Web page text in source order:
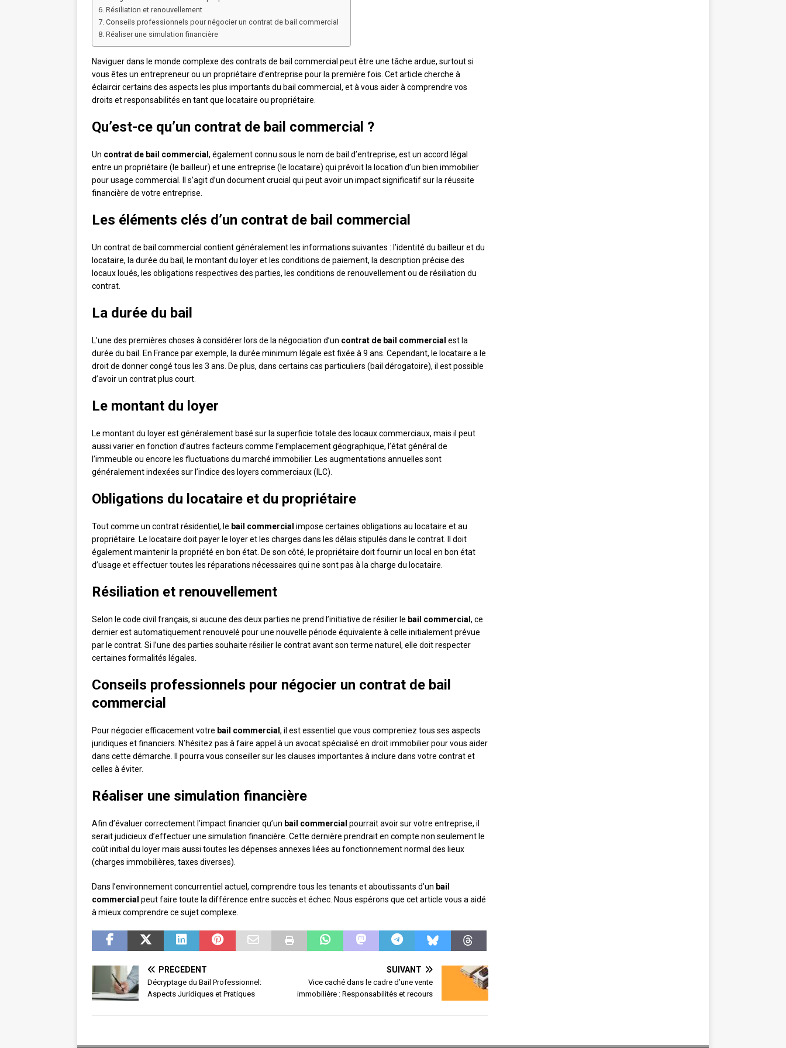
Résiliation et renouvellement
Conseils professionnels pour négocier un contrat de bail commercial
Réaliser une simulation financière
Naviguer dans le monde complexe des contrats de bail commercial peut être une tâche ardue, surtout si
vous êtes un entrepreneur ou un propriétaire d’entreprise pour la première fois. Cet article cherche à
éclaircir certains des aspects les plus importants du bail commercial, et à vous aider à comprendre vos
droits et responsabilités en tant que locataire ou propriétaire.
Qu’est-ce qu’un contrat de bail commercial ?
Un contrat de bail commercial , également connu sous le nom de bail d’entreprise, est un accord légal
entre un propriétaire (le bailleur) et une entreprise (le locataire) qui prévoit la location d’un bien immobilier
pour usage commercial. Il s’agit d’un document crucial qui peut avoir un impact significatif sur la réussite
financière de votre entreprise.
Les éléments clés d’un contrat de bail commercial
Un contrat de bail commercial contient généralement les informations suivantes : l’identité du bailleur et du
locataire, la durée du bail, le montant du loyer et les conditions de paiement, la description précise des
locaux loués, les obligations respectives des parties, les conditions de renouvellement ou de résiliation du
contrat.
La durée du bail
L’une des premières choses à considérer lors de la négociation d’un contrat de bail commercial est la
durée du bail. En France par exemple, la durée minimum légale est fixée à 9 ans. Cependant, le locataire a le
droit de donner congé tous les 3 ans. De plus, dans certains cas particuliers (bail dérogatoire), il est possible
d’avoir un contrat plus court.
Le montant du loyer
Le montant du loyer est généralement basé sur la superficie totale des locaux commerciaux, mais il peut
aussi varier en fonction d’autres facteurs comme l’emplacement géographique, l’état général de
l’immeuble ou encore les fluctuations du marché immobilier. Les augmentations annuelles sont
généralement indexées sur l’indice des loyers commerciaux (ILC).
Obligations du locataire et du propriétaire
Tout comme un contrat résidentiel, le bail commercial impose certaines obligations au locataire et au
propriétaire. Le locataire doit payer le loyer et les charges dans les délais stipulés dans le contrat. Il doit
également maintenir la propriété en bon état. De son côté, le propriétaire doit fournir un local en bon état
d’usage et effectuer toutes les réparations nécessaires qui ne sont pas à la charge du locataire.
Résiliation et renouvellement
Selon le code civil français, si aucune des deux parties ne prend l’initiative de résilier le bail commercial , ce
dernier est automatiquement renouvelé pour une nouvelle période équivalente à celle initialement prévue
par le contrat. Si l’une des parties souhaite résilier le contrat avant son terme naturel, elle doit respecter
certaines formalités légales.
Conseils professionnels pour négocier un contrat de bail
commercial
Pour négocier efficacement votre bail commercial , il est essentiel que vous compreniez tous ses aspects
juridiques et financiers. N’hésitez pas à faire appel à un avocat spécialisé en droit immobilier pour vous aider
dans cette démarche. Il pourra vous conseiller sur les clauses importantes à inclure dans votre contrat et
celles à éviter.
Réaliser une simulation financière
Afin d’évaluer correctement l’impact financier qu’un bail commercial pourrait avoir sur votre entreprise, il
serait judicieux d’effectuer une simulation financière. Cette dernière prendrait en compte non seulement le
coût initial du loyer mais aussi toutes les dépenses annexes liées au fonctionnement normal des lieux
(charges immobilières, taxes diverses).
Dans l’environnement concurrentiel actuel, comprendre tous les tenants et aboutissants d’un bail
commercial peut faire toute la différence entre succès et échec. Nous espérons que cet article vous a aidé
à mieux comprendre ce sujet complexe.
PRÉCÉDENT
Décryptage du Bail Professionnel:
Aspects Juridiques et Pratiques
SUIVANT
Vice caché dans le cadre d’une vente
immobilière : Responsabilités et recours